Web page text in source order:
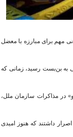
یک معاهده جهانی مهم برای مبارزه با معضل
به بن‌بست رسید، زمانی که
در مذاکرات سازمان ملل،
داشتند که هنوز امیدی